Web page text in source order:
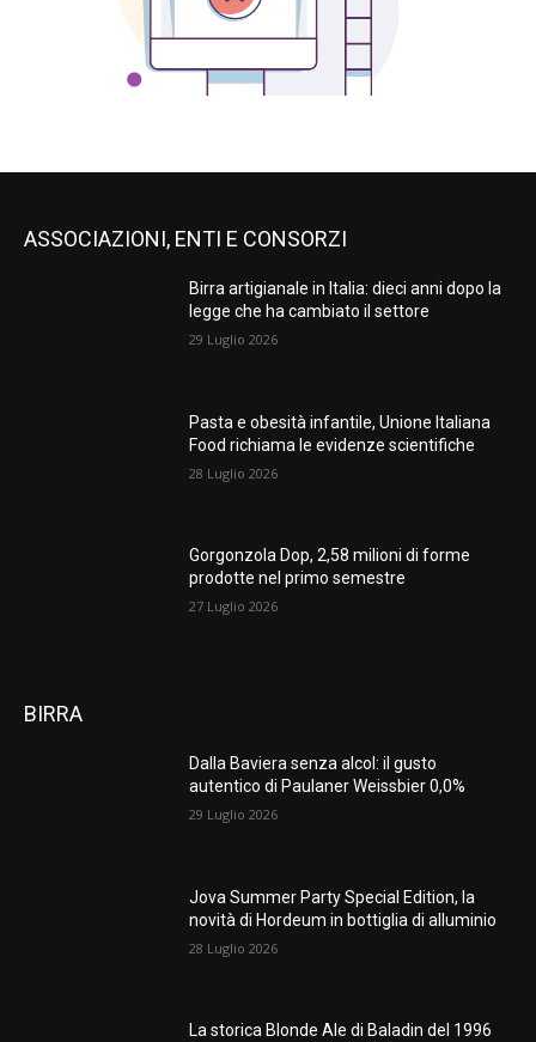
ASSOCIAZIONI, ENTI E CONSORZI
Birra artigianale in Italia: dieci anni dopo la
legge che ha cambiato il settore
29 Luglio 2026
Pasta e obesità infantile, Unione Italiana
Food richiama le evidenze scientifiche
28 Luglio 2026
Gorgonzola Dop, 2,58 milioni di forme
prodotte nel primo semestre
27 Luglio 2026
BIRRA
Dalla Baviera senza alcol: il gusto
autentico di Paulaner Weissbier 0,0%
29 Luglio 2026
Jova Summer Party Special Edition, la
novità di Hordeum in bottiglia di alluminio
28 Luglio 2026
La storica Blonde Ale di Baladin del 1996